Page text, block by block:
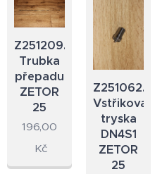
Z251209.09
Trubka
přepadu
ZETOR
25
196,00
Kč
Z251062.09
Vstřikovací
tryska
DN4S1
ZETOR
25